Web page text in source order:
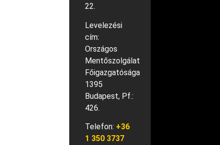
22.
Levelezési
cím:
Országos
Mentőszolgálat
Főigazgatósága
1395
Budapest, Pf.:
426.
Telefon: +36
1 350 3737